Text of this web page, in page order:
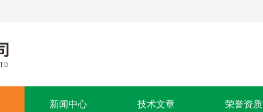
新闻中心 技术文章 荣誉资质